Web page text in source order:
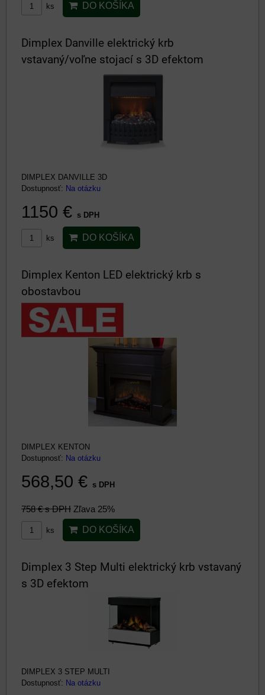
ks DO KOŠÍKA
Dimplex Danville elektrický krb
vstavaný/voľne stojací s 3D efektom
DIMPLEX DANVILLE 3D
Dostupnosť: Na otázku
1150 € s DPH
ks DO KOŠÍKA
Dimplex Kenton LED elektrický krb s
obostavbou
DIMPLEX KENTON
Dostupnosť: Na otázku
568,50 € s DPH
758 €s DPH Zľava 25%
ks DO KOŠÍKA
Dimplex 3 Step Multi elektrický krb vstavaný
s 3D efektom
DIMPLEX 3 STEP MULTI
Dostupnosť: Na otázku